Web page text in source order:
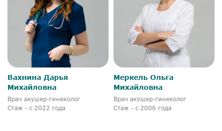
Вахнина Дарья
Михайловна
Врач акушер-гинеколог
Стаж - с 2022 года
Меркель Ольга
Михайловна
Врач акушер-гинеколог
Стаж - с 2006 года